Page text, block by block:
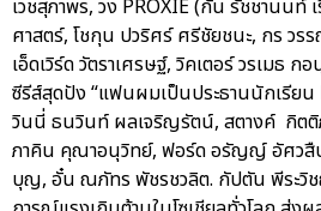
เวชสุภาพร, วง PROXIE (กัน รัชชานน
ศาสตร์, โชกุน ปวริศร์ ศรีชัยชนะ, กร วร
เอ็ดเวิร์ด วัตราเศรษฐ์, วิคเตอร์ วรเมธ
ซีรีส์สุดปัง “แฟนผมเป็นประธานนักเรีย
วินนี่ ธนวินท์ ผลเจริญรัตน์, สตางค์ กิตติ
ภาคิน คุณาอนุวิทย์, ฟอร์ด อรัญญ์ อัศว
บุญ, อั๋น ณภัทร พัชรชวลิต. กัปตัน พีระวิ